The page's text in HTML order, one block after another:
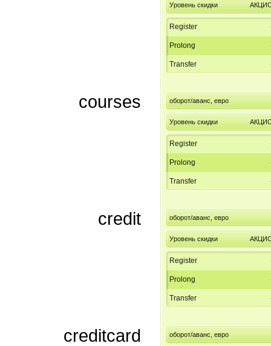
Уровень скидки
Register
Prolong
Transfer
courses оборот/аванс, евро
Уровень скидки
Register
Prolong
Transfer
credit оборот/аванс, евро
Уровень скидки
Register
Prolong
Transfer
creditcard оборот/аванс, евро